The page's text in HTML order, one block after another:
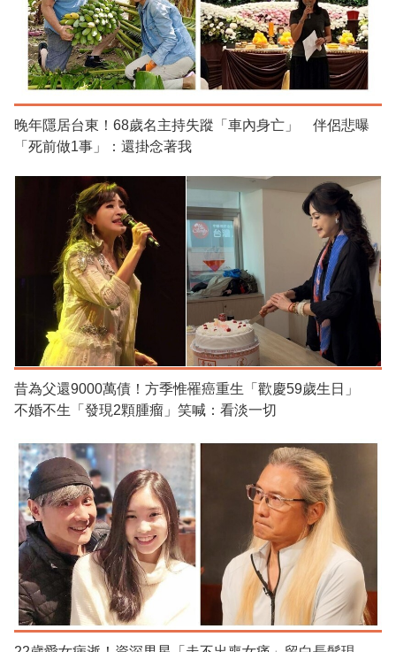
晚年隱居台東！68歲名主持失蹤「車內身亡」 伴侶悲曝
「死前做1事」：還掛念著我
昔為父還9000萬債！方季惟罹癌重生「歡慶59歲生日」
不婚不生「發現2顆腫瘤」笑喊：看淡一切